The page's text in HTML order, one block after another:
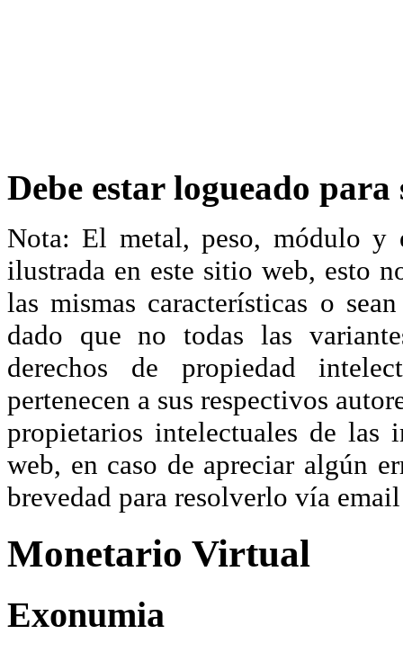
Debe estar logueado
Nota: El metal, peso, módulo y
ilustrada en este sitio web, esto
las mismas características o
dado que no todas las
derechos de propiedad
pertenecen a sus respectivos
propietarios intelectuales de las
web, en caso de apreciar algún
brevedad para resolverlo vía
Monetario Virtual
Exonumia